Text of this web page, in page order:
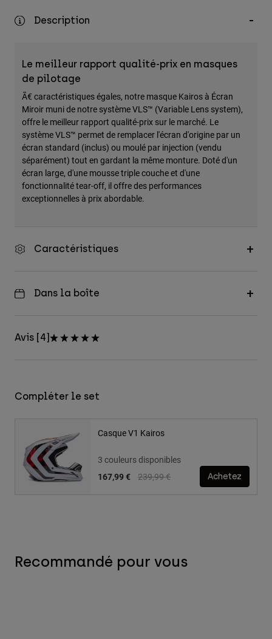
Chapeaux et Casquettes
Voir tout
Description
Le meilleur rapport qualité-prix en masques
de pilotage
Ã€ caractéristiques égales, notre masque Kairos à Écran
Miroir muni de notre système VLS™ (Variable Lens system),
offre le meilleur rapport qualité-prix sur le marché. Le
système VLS™ permet de remplacer l'écran d'origine par un
écran standard (inclus) ou moulé par injection (vendu
séparément) tout en gardant la même monture. Doté d'un
écran large, d'une mousse triple couche et d'une
fonctionnalité tear-off, il offre des performances
exceptionnelles à prix abordable.
Caractéristiques
Dans la boîte
Avis [4]
Compléter le set
Casque V1 Kairos
3 couleurs disponibles
Price reduced from
239,99 €to
167,99 € Achetez
Recommandé pour vous